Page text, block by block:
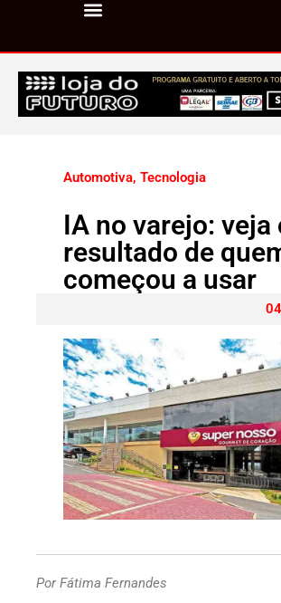
Automotiva, Tecnologia
IA no varejo: veja
resultado de
começou a usar
Por Fátima Fernandes